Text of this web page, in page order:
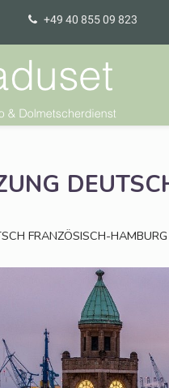
+49 40 855 09 823
FRANZÖSISCH-HAMBURG